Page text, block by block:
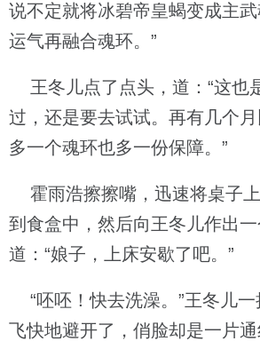
说不定就将冰碧帝皇蝎变成主
运气再融合魂环。”
王冬儿点了点头，道：“这也
过，还是要去试试。再有几个月
多一个魂环也多一份保障。”
霍雨浩擦擦嘴，迅速将桌子
到食盒中，然后向王冬儿作出一
道：“娘子，上床安歇了吧。”
“呸呸！快去洗澡。”王冬儿一
飞快地避开了，俏脸却是一片通